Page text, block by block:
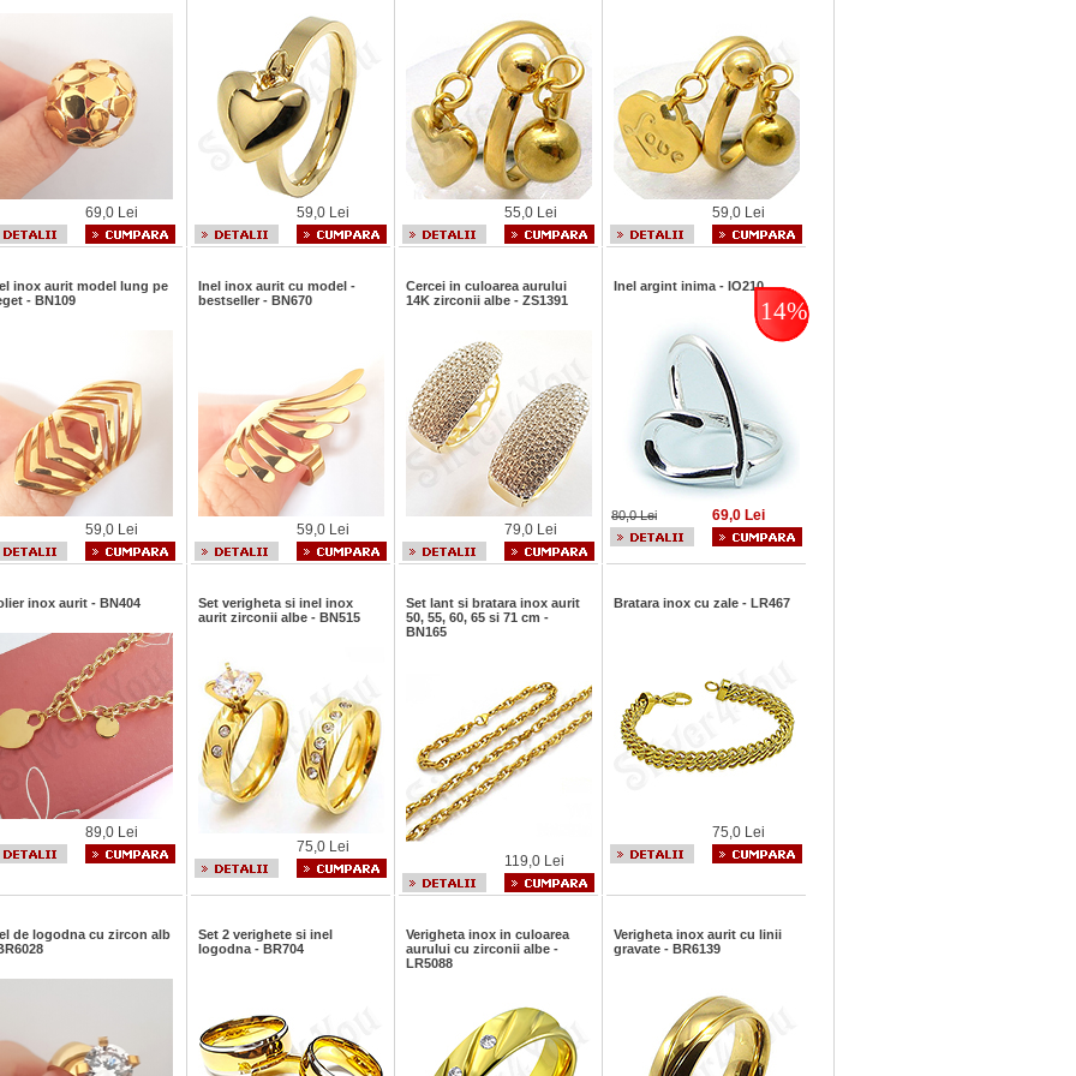
69,0 Lei 59,0 Lei 55,0 Lei 59,0 Lei
inox aurit model lung pe
- BN109
59,0 Lei
Inel inox aurit cu model -
bestseller - BN670
59,0 Lei
Cercei in culoarea aurului
14K zirconii albe - ZS1391
79,0 Lei
Inel argint inima - IO210
14%
80,0 Lei 69,0 Lei
inox aurit - BN404
89,0 Lei
Set verigheta si inel inox
aurit zirconii albe - BN515
75,0 Lei
Set lant si bratara inox aurit
50, 55, 60, 65 si 71 cm -
BN165
119,0 Lei
Bratara inox cu zale - LR467
75,0 Lei
de logodna cu zircon alb
Set 2 verighete si inel
logodna - BR704
Verigheta inox in culoarea
aurului cu zirconii albe -
LR5088
Verigheta inox aurit cu linii
gravate - BR6139